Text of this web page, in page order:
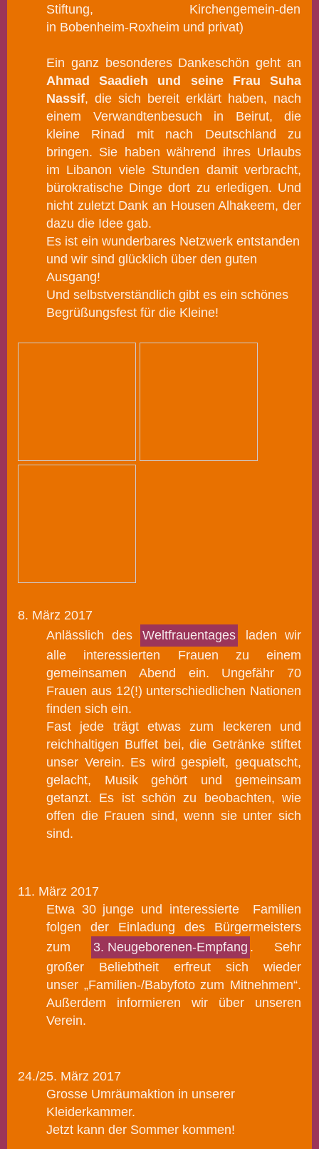
Stiftung, Kirchengemein-den
in Bobenheim-Roxheim und privat)
Ein ganz besonderes Dankeschön geht an
Ahmad Saadieh und seine Frau Suha
Nassif, die sich bereit erklärt haben, nach
einem Verwandtenbesuch in Beirut, die
kleine Rinad mit nach Deutschland zu
bringen. Sie haben während ihres Urlaubs
im Libanon viele Stunden damit verbracht,
bürokratische Dinge dort zu erledigen. Und
nicht zuletzt Dank an Housen Alhakeem, der
dazu die Idee gab.
Es ist ein wunderbares Netzwerk entstanden
und wir sind glücklich über den guten
Ausgang!
Und selbstverständlich gibt es ein schönes
Begrüßungsfest für die Kleine!
8. März 2017
Anlässlich des
Weltfrauentages
laden wir
alle interessierten Frauen zu einem
gemeinsamen Abend ein. Ungefähr 70
Frauen aus 12(!) unterschiedlichen Nationen
finden sich ein.
Fast jede trägt etwas zum leckeren und
reichhaltigen Buffet bei, die Getränke stiftet
unser Verein. Es wird gespielt, gequatscht,
gelacht, Musik gehört und gemeinsam
getanzt. Es ist schön zu beobachten, wie
offen die Frauen sind, wenn sie unter sich
sind.
11. März 2017
Etwa 30 junge und interessierte Familien
folgen der Einladung des Bürgermeisters
zum
3. Neugeborenen-Empfang . Sehr
großer Beliebtheit erfreut sich wieder
unser „Familien-/Babyfoto zum Mitnehmen“.
Außerdem informieren wir über unseren
Verein.
24./25. März 2017
Grosse Umräumaktion in unserer
Kleiderkammer.
Jetzt kann der Sommer kommen!